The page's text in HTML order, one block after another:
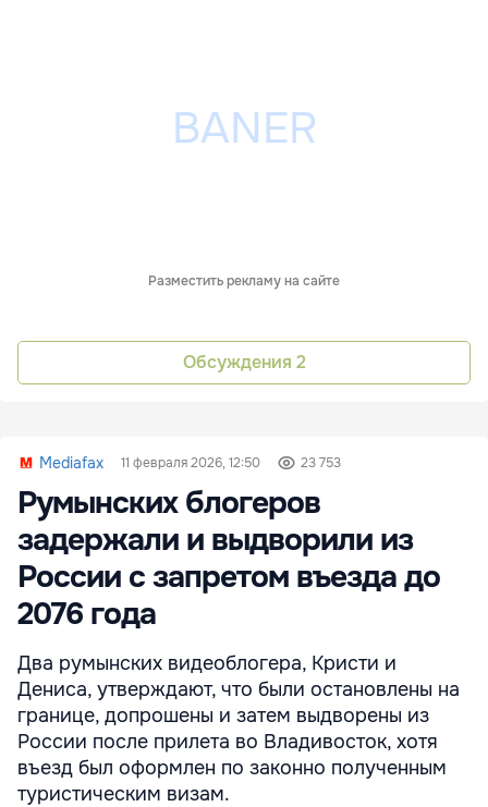
Разместить рекламу на сайте
Обсуждения 2
Mediafax 11 февраля 2026, 12:50 23 753
Румынских блогеров
задержали и выдворили из
России с запретом въезда до
2076 года
Два румынских видеоблогера, Кристи и
Дениса, утверждают, что были остановлены на
границе, допрошены и затем выдворены из
России после прилета во Владивосток, хотя
въезд был оформлен по законно полученным
туристическим визам.